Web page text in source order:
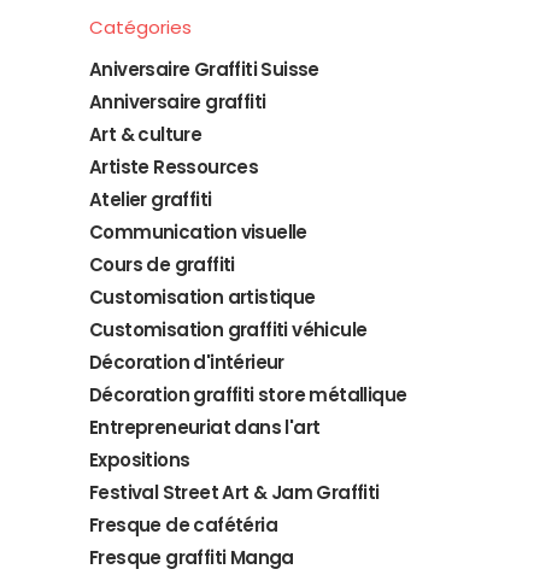
Catégories
Aniversaire Graffiti Suisse
Anniversaire graffiti
Art & culture
Artiste Ressources
Atelier graffiti
Communication visuelle
Cours de graffiti
Customisation artistique
Customisation graffiti véhicule
Décoration d'intérieur
Décoration graffiti store métallique
Entrepreneuriat dans l'art
Expositions
Festival Street Art & Jam Graffiti
Fresque de cafétéria
Fresque graffiti Manga